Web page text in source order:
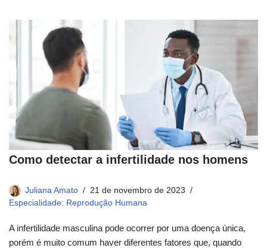
Como detectar a infertilidade nos homens
Juliana Amato
21 de novembro de 2023
Especialidade: Reprodução Humana
A infertilidade masculina pode ocorrer por uma doença única,
porém é muito comum haver diferentes fatores que, quando